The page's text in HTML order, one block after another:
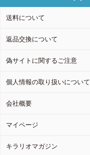
送料について
返品交換について
偽サイトに関するご注意
個人情報の取り扱いについて
会社概要
マイページ
キラリオマガジン